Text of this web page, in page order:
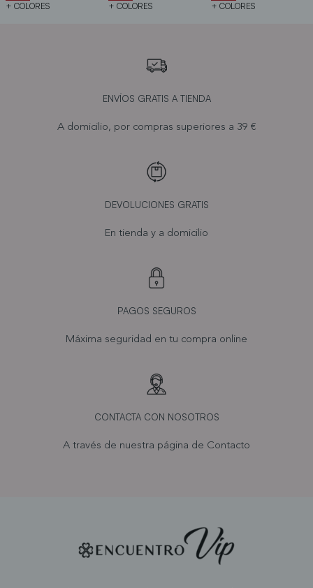
+ COLORES + COLORES + COLORES
ENVÍOS GRATIS A TIENDA
A domicilio, por compras superiores a 39 €
DEVOLUCIONES GRATIS
En tienda y a domicilio
PAGOS SEGUROS
Máxima seguridad en tu compra online
CONTACTA CON NOSOTROS
A través de nuestra página de Contacto